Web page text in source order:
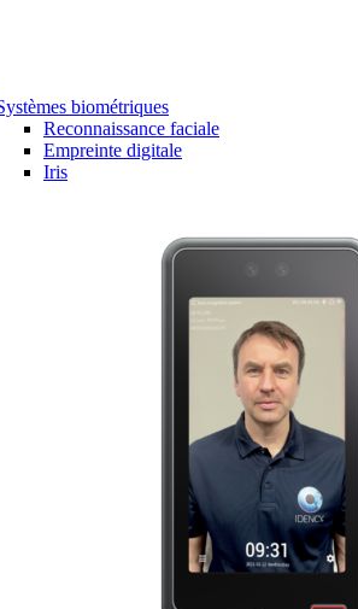
biométriques
Reconnaissance faciale
Empreinte digitale
Iris